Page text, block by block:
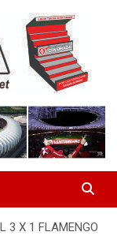
3 X 1 FLAMENGO